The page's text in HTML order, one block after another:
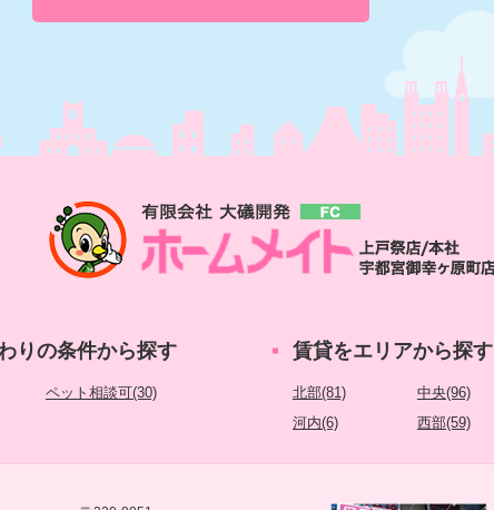
りの条件から探す
ペット相談可(30)
賃貸をエリアから探す
北部(81) 中央(96)
河内(6)
西部(59)